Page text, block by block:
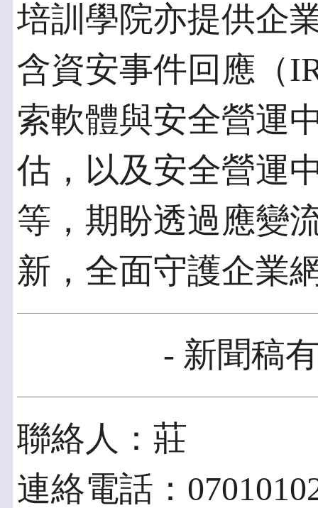
培訓學院亦提供企
含資安事件回應（
索軟體與安全營運
估，以及安全營運
等，期盼透過應變
新，全面守護企業
- 新聞稿
聯絡人：莊
連絡電話：